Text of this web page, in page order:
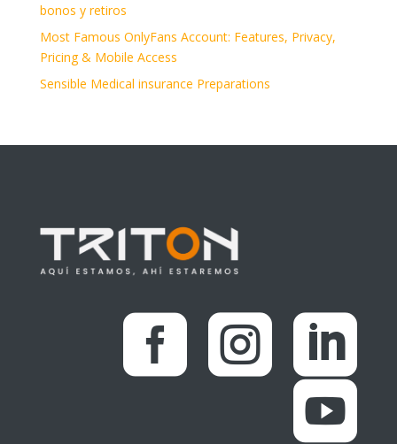
bonos y retiros
Most Famous OnlyFans Account: Features, Privacy,
Pricing & Mobile Access
Sensible Medical insurance Preparations
  
